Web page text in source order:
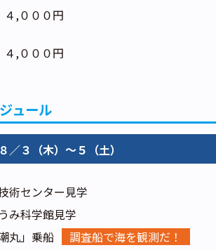
４,０００円
４,０００円
ュール
８／３（木）～５（土）
術センター見学
み科学館見学
丸」乗船
調査船で海を観測だ！